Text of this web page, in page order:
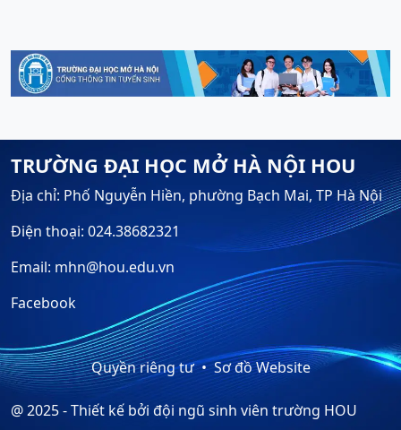
TRƯỜNG ĐẠI HỌC MỞ HÀ NỘI HOU
Địa chỉ: Phố Nguyễn Hiền, phường Bạch Mai, TP Hà Nội
Điện thoại: 024.38682321
Email: mhn@hou.edu.vn
Facebook
Quyền riêng tư Sơ đồ Website
@ 2025 - Thiết kế bởi đội ngũ sinh viên trường HOU